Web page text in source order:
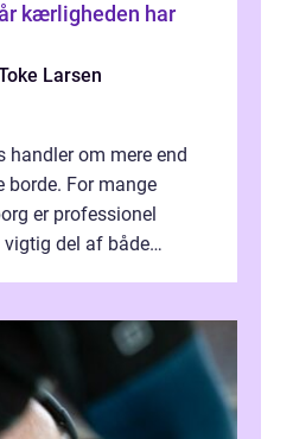
Larsen
handler om mere end
borde. For mange
er professionel
vigtig del af både